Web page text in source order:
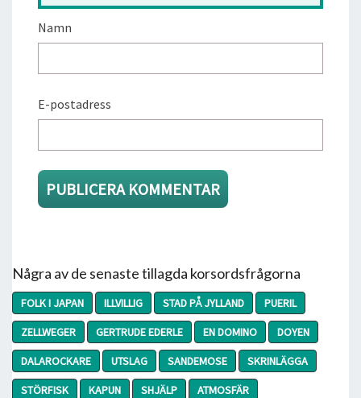
Namn
E-postadress
Några av de senaste tillagda korsordsfrågorna
FOLK I JAPAN ILLVILLIG STAD PÅ JYLLAND
PUERIL
ZELLWEGER
GERTRUDE EDERLE EN DOMINO
DOYEN
DALAROCKARE
UTSLAG SANDEMOSE
SKRINLÄGGA
STÖRFISK
KAPUN SHJÄLP
ATMOSFÄR